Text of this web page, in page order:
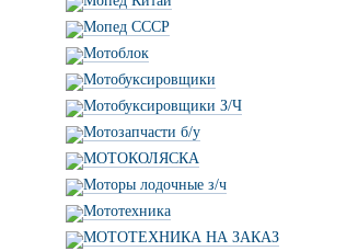
Мопед СССР
Мотоблок
Мотобуксировщики
Мотобуксировщики З/Ч
Мотозапчасти б/у
МОТОКОЛЯСКА
Моторы лодочные з/ч
Мототехника
МОТОТЕХНИКА НА ЗАКАЗ